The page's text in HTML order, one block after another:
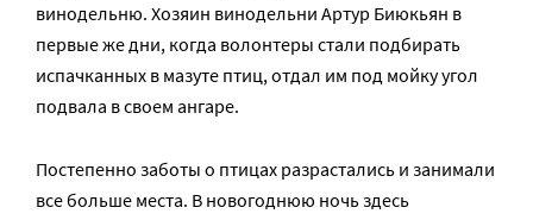
винодельню. Хозяин винодельни Артур Биюкьян в
первые же дни, когда волонтеры стали подбирать
испачканных в мазуте птиц, отдал им под мойку угол
подвала в своем ангаре.
Постепенно заботы о птицах разрастались и занимали
все больше места. В новогоднюю ночь здесь